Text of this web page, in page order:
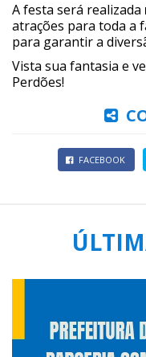
A festa será realizada
atrações para toda a
para garantir a
Vista sua fantasia e
Perdões!
FACEBOOK